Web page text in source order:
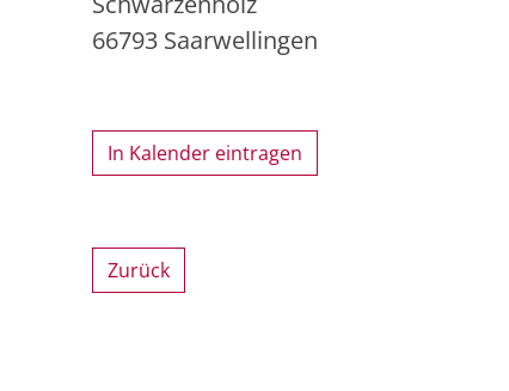
66793 Saarwellingen
In Kalender eintragen
Zurück